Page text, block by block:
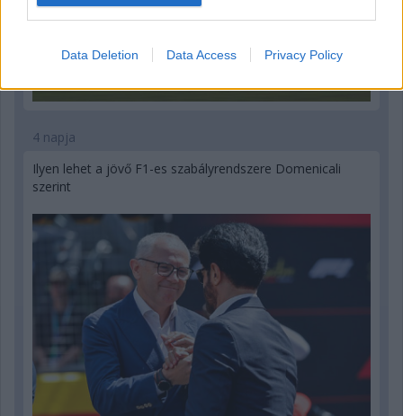
Data Deletion Data Access Privacy Policy
4 napja
Ilyen lehet a jövő F1-es szabályrendszere Domenicali
szerint